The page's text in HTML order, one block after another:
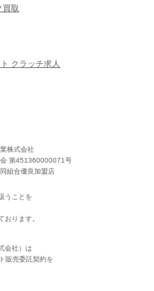
買取
クラッチ求人
株式会社
第451360000071号
組合優良加盟店
うことを
おります。
会社）は
販売委託契約を